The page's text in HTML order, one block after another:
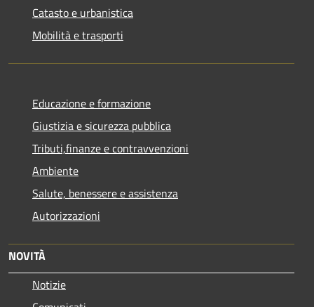
Catasto e urbanistica
Mobilità e trasporti
Educazione e formazione
Giustizia e sicurezza pubblica
Tributi,finanze e contravvenzioni
Ambiente
Salute, benessere e assistenza
Autorizzazioni
NOVITÀ
Notizie